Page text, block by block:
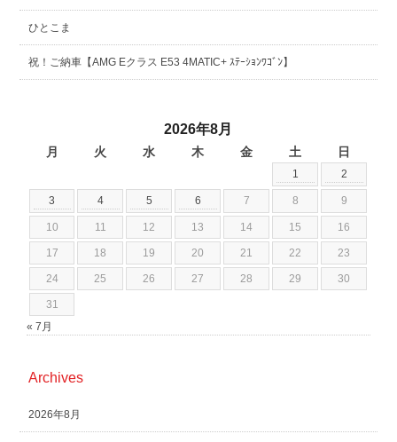
ひとこま
祝！ご納車【AMG Eクラス E53 4MATIC+ ｽﾃｰｼｮﾝﾜｺﾞﾝ】
2026年8月
月 火 水 木 金 土 日
1 2
3 4 5 6 7 8 9
10 11 12 13 14 15 16
17 18 19 20 21 22 23
24 25 26 27 28 29 30
31
« 7月
Archives
2026年8月